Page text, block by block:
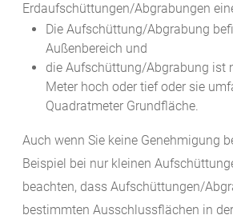
Erdaufschüttungen/Abgrabungen
Die Aufschüttung/Abgrabung
Außenbereich und
die Aufschüttung/Abgrabung ist
Meter hoch oder tief oder sie
Quadratmeter Grundfläche.
Auch wenn Sie keine Genehmigung
Beispiel bei nur kleinen
beachten, dass Aufschüttungen/
bestimmten Ausschlussflächen in